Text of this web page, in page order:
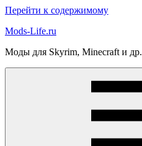
Перейти к содержимому
Mods-Life.ru
Моды для Skyrim, Minecraft и др.